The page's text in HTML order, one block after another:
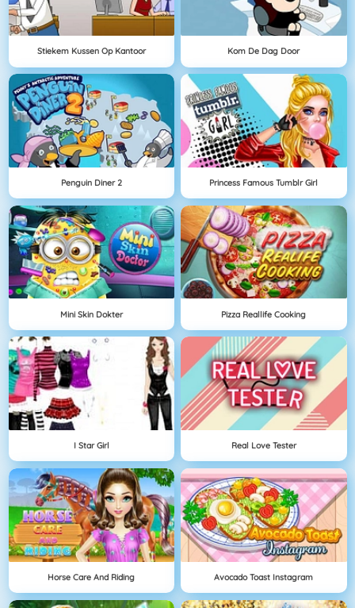
Stiekem Kussen Op Kantoor Kom De Dag Door
Penguin Diner 2 Princess Famous Tumblr Girl
Mini Skin Dokter Pizza Reallife Cooking
I Star Girl Real Love Tester
Horse Care And Riding Avocado Toast Instagram